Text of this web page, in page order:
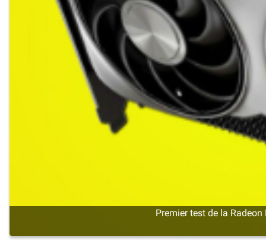
Premier test de la